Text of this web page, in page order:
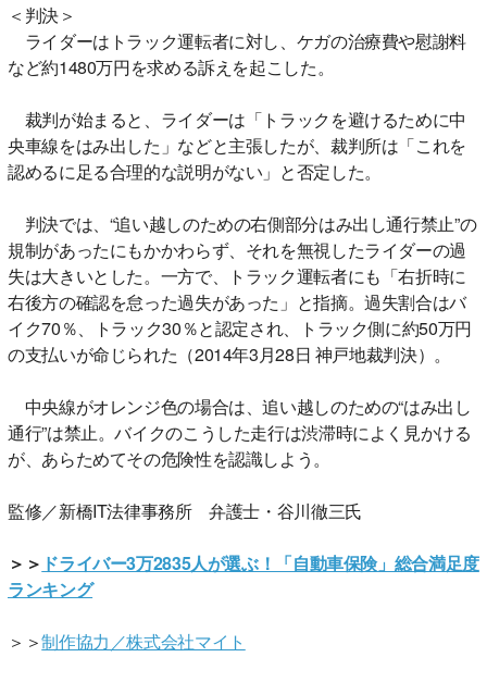
＜判決＞
ライダーはトラック運転者に対し、ケガの治療費や慰謝料
など約1480万円を求める訴えを起こした。
裁判が始まると、ライダーは「トラックを避けるために中
央車線をはみ出した」などと主張したが、裁判所は「これを
認めるに足る合理的な説明がない」と否定した。
判決では、“追い越しのための右側部分はみ出し通行禁止”の
規制があったにもかかわらず、それを無視したライダーの過
失は大きいとした。一方で、トラック運転者にも「右折時に
右後方の確認を怠った過失があった」と指摘。過失割合はバ
イク70％、トラック30％と認定され、トラック側に約50万円
の支払いが命じられた（2014年3月28日 神戸地裁判決）。
中央線がオレンジ色の場合は、追い越しのための“はみ出し
通行”は禁止。バイクのこうした走行は渋滞時によく見かける
が、あらためてその危険性を認識しよう。
監修／新橋IT法律事務所 弁護士・谷川徹三氏
＞＞ ドライバー3万2835人が選ぶ！「自動車保険」総合満足度
ランキング
＞＞制作協力／株式会社マイト